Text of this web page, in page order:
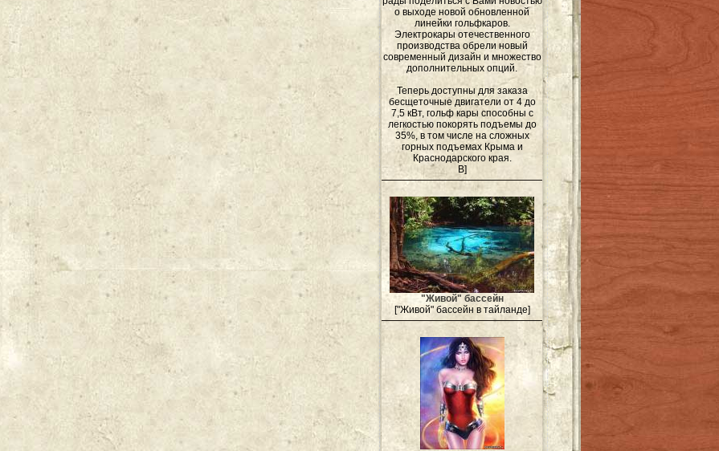
о выходе новой обновленной
линейки гольфкаров.
Электрокары отечественного
производства обрели новый
современный дизайн и множество
дополнительных опций.
Теперь доступны для заказа
бесщеточные двигатели от 4 до
7,5 кВт, гольф кары способны с
легкостью покорять подъемы до
35%, в том числе на сложных
горных подъемах Крыма и
Краснодарского края.
В]
"Живой" бассейн
["Живой" бассейн в тайланде]